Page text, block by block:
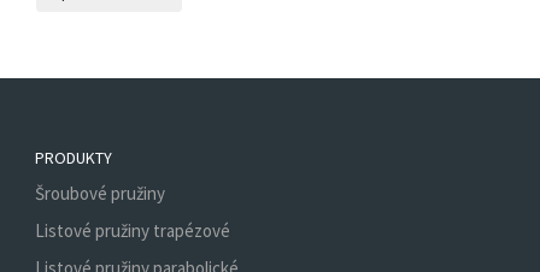
PRODUKTY
Šroubové pružiny
Listové pružiny trapézové